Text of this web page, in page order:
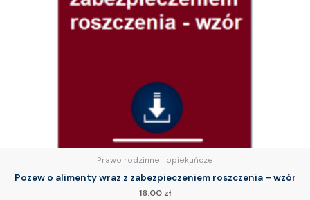
Prawo rodzinne i opiekuńcze
Pozew o alimenty wraz z zabezpieczeniem roszczenia – wzór
16.00 zł